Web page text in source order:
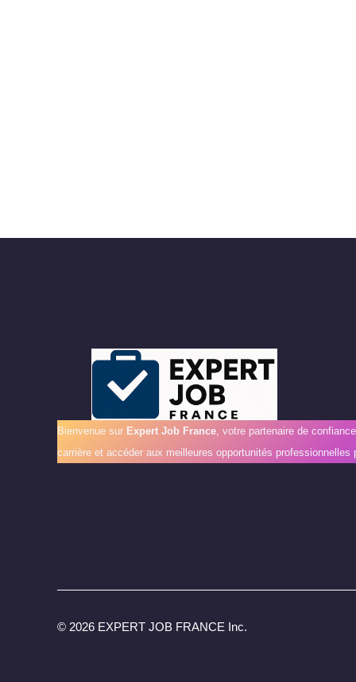
Bienvenue sur Expert Job France, votre partenaire de
carrière et accéder aux meilleures opportunités professionnelles
© 2026 EXPERT JOB FRANCE Inc.